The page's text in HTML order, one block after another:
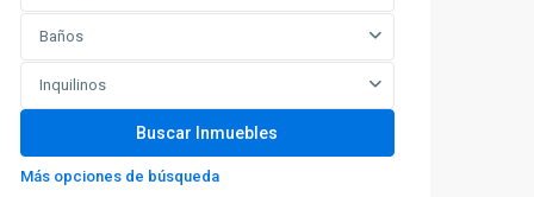
Baños
Inquilinos
Más opciones de búsqueda